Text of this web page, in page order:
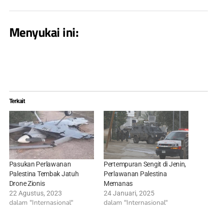
Menyukai ini:
Terkait
Pasukan Perlawanan
Palestina Tembak Jatuh
Drone Zionis
22 Agustus, 2023
dalam "Internasional"
Pertempuran Sengit di Jenin,
Perlawanan Palestina
Memanas
24 Januari, 2025
dalam "Internasional"